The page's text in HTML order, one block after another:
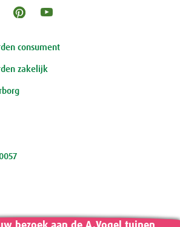
en adres
consument
zakelijk